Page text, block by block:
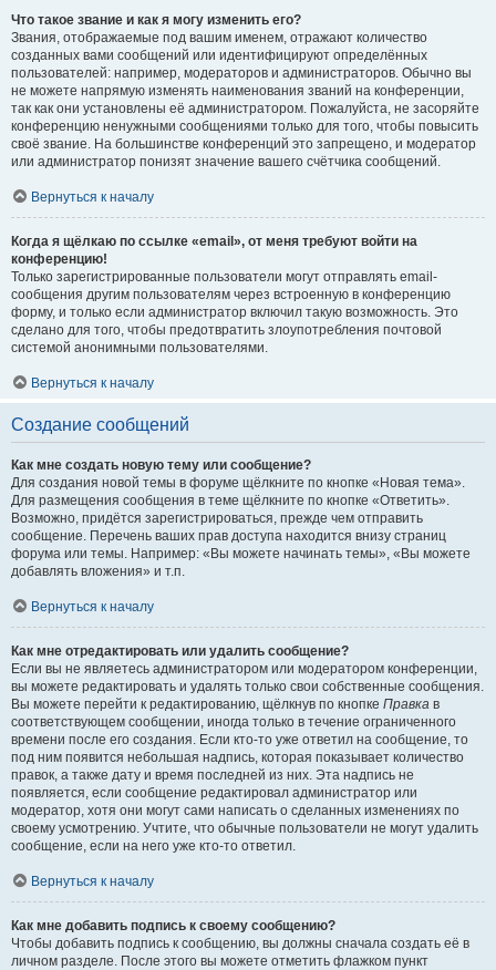
Что такое звание и как я могу изменить его?
Звания, отображаемые под вашим именем, отражают количество
созданных вами сообщений или идентифицируют определённых
пользователей: например, модераторов и администраторов. Обычно вы
не можете напрямую изменять наименования званий на конференции,
так как они установлены её администратором. Пожалуйста, не засоряйте
конференцию ненужными сообщениями только для того, чтобы повысить
своё звание. На большинстве конференций это запрещено, и модератор
или администратор понизят значение вашего счётчика сообщений.
Вернуться к началу
Когда я щёлкаю по ссылке «email», от меня требуют войти на
конференцию!
Только зарегистрированные пользователи могут отправлять email-
сообщения другим пользователям через встроенную в конференцию
форму, и только если администратор включил такую возможность. Это
сделано для того, чтобы предотвратить злоупотребления почтовой
системой анонимными пользователями.
Вернуться к началу
Создание сообщений
Как мне создать новую тему или сообщение?
Для создания новой темы в форуме щёлкните по кнопке «Новая тема».
Для размещения сообщения в теме щёлкните по кнопке «Ответить».
Возможно, придётся зарегистрироваться, прежде чем отправить
сообщение. Перечень ваших прав доступа находится внизу страниц
форума или темы. Например: «Вы можете начинать темы», «Вы можете
добавлять вложения» и т.п.
Вернуться к началу
Как мне отредактировать или удалить сообщение?
Если вы не являетесь администратором или модератором конференции,
вы можете редактировать и удалять только свои собственные сообщения.
Вы можете перейти к редактированию, щёлкнув по кнопке Правка в
соответствующем сообщении, иногда только в течение ограниченного
времени после его создания. Если кто-то уже ответил на сообщение, то
под ним появится небольшая надпись, которая показывает количество
правок, а также дату и время последней из них. Эта надпись не
появляется, если сообщение редактировал администратор или
модератор, хотя они могут сами написать о сделанных изменениях по
своему усмотрению. Учтите, что обычные пользователи не могут удалить
сообщение, если на него уже кто-то ответил.
Вернуться к началу
Как мне добавить подпись к своему сообщению?
Чтобы добавить подпись к сообщению, вы должны сначала создать её в
личном разделе. После этого вы можете отметить флажком пункт